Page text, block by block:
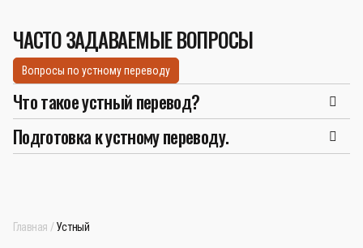
ЧАСТО ЗАДАВАЕМЫЕ ВОПРОСЫ
Вопросы по устному переводу
Что такое устный перевод?
Подготовка к устному переводу.
Главная Устный